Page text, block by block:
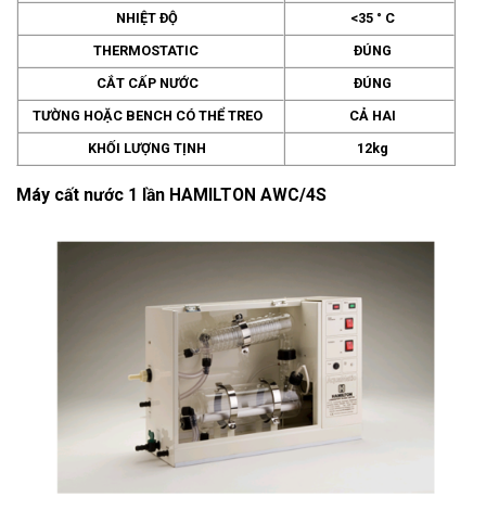
NHIỆT ĐỘ
<35 ° C
THERMOSTATIC
ĐÚNG
CẮT CẤP NƯỚC
ĐÚNG
TƯỜNG HOẶC BENCH CÓ THỂ TREO
CẢ HAI
KHỐI LƯỢNG TỊNH
12kg
Máy cất nước 1 lần HAMILTON AWC/4S